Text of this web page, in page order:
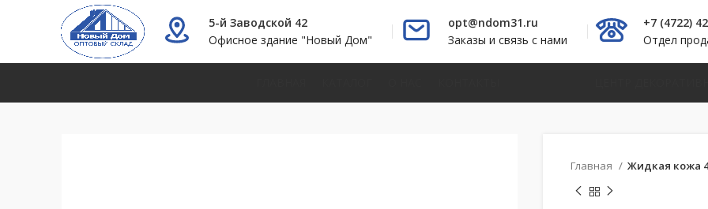
5-й Заводской 42
Офисное здание "Новый Дом"
opt@ndom31.ru
Заказы и связь с нами
+7 (4722)
Отдел
Главная Жидкая кожа